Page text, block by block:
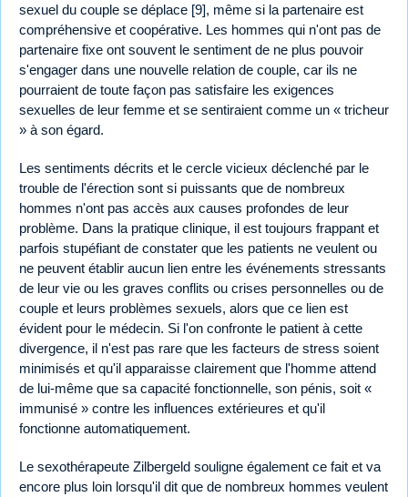
sexuel du couple se déplace [9], même si la partenaire est
compréhensive et coopérative. Les hommes qui n'ont pas de
partenaire fixe ont souvent le sentiment de ne plus pouvoir
s'engager dans une nouvelle relation de couple, car ils ne
pourraient de toute façon pas satisfaire les exigences
sexuelles de leur femme et se sentiraient comme un « tricheur
» à son égard.
Les sentiments décrits et le cercle vicieux déclenché par le
trouble de l'érection sont si puissants que de nombreux
hommes n'ont pas accès aux causes profondes de leur
problème. Dans la pratique clinique, il est toujours frappant et
parfois stupéfiant de constater que les patients ne veulent ou
ne peuvent établir aucun lien entre les événements stressants
de leur vie ou les graves conflits ou crises personnelles ou de
couple et leurs problèmes sexuels, alors que ce lien est
évident pour le médecin. Si l'on confronte le patient à cette
divergence, il n'est pas rare que les facteurs de stress soient
minimisés et qu'il apparaisse clairement que l'homme attend
de lui-même que sa capacité fonctionnelle, son pénis, soit «
immunisé » contre les influences extérieures et qu'il
fonctionne automatiquement.
Le sexothérapeute Zilbergeld souligne également ce fait et va
encore plus loin lorsqu'il dit que de nombreux hommes veulent